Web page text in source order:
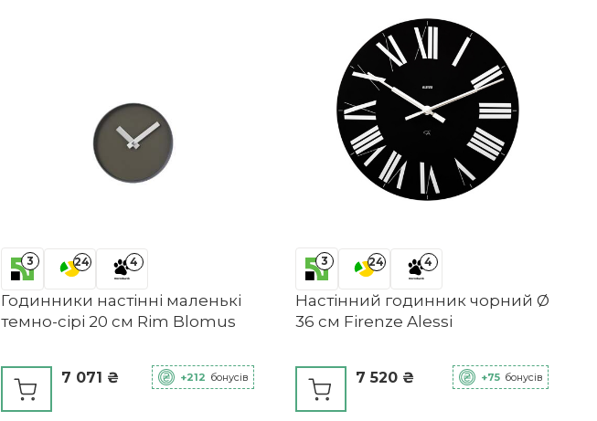
3 24 4
Годинники настінні маленькі
темно-сірі 20 см Rim Blomus
7 071 ₴ +212 бонусів
3 24 4
Настінний годинник чорний Ø
36 см Firenze Alessi
7 520 ₴ +75 бонусів